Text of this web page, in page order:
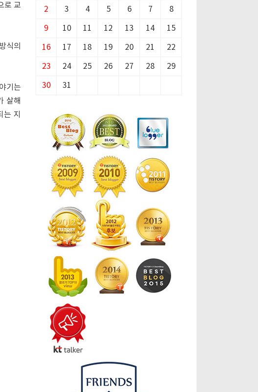
로 교
식의
기는
살해
는 지
2 3 4 5 6 7 8
9 10 11 12 13 14 15
16 17 18 19 20 21 22
23 24 25 26 27 28 29
30 31